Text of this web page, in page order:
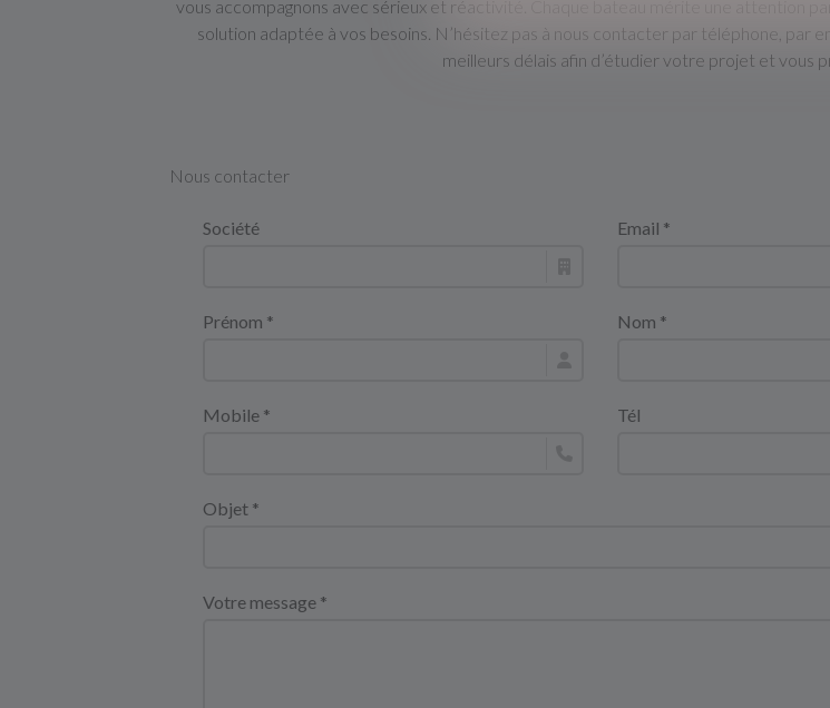
vous accompagnons avec sérieux et réactivité. Chaque bateau mérite une attention
solution adaptée à vos besoins. N’hésitez pas à nous contacter par téléphone, par
meilleurs délais afin d’étudier votre projet et vous
Nous contacter
Société Email *
Prénom * Nom *
Mobile * Tél
Objet *
Votre message *